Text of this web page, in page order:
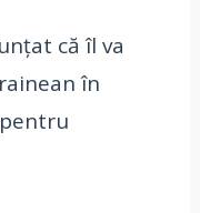
că îl va
în